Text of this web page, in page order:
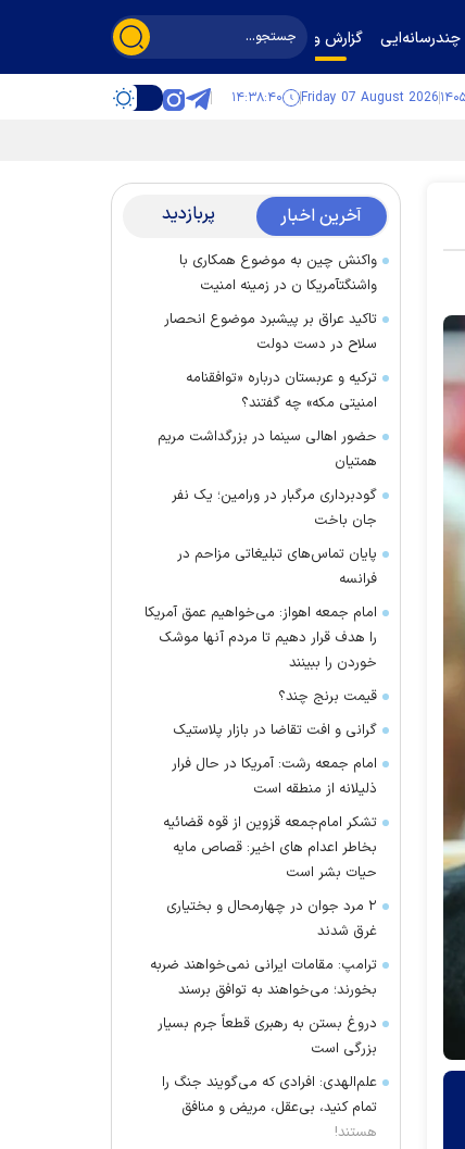
چندرسانه‌ایی گزارش و گفت‌وگو
Friday 07 August 2026 ۱۴:۳۸:۴۲
آخرین اخبار پربازدید
واکنش چین به موضوع همکاری با
واشنگتآمریکا ن در زمینه امنیت
تاکید عراق بر پیشبرد موضوع انحصار
سلاح در دست دولت
ترکیه و عربستان درباره «توافقنامه
امنیتی مکه» چه گفتند؟
حضور اهالی سینما در بزرگداشت مریم
همتیان
گودبرداری مرگبار در ورامین؛ یک نفر
جان باخت
پایان تماس‌های تبلیغاتی مزاحم در
فرانسه
امام جمعه اهواز: می‌خواهیم عمق آمریکا
را هدف قرار دهیم تا مردم آنها موشک
خوردن را ببینند
قیمت برنج چند؟
گرانی و افت تقاضا در بازار پلاستیک
امام جمعه رشت: آمریکا در حال فرار
ذلیلانه از منطقه است
تشکر امام‌جمعه قزوین از قوه قضائیه
بخاطر اعدام های اخیر: قصاص مایه
حیات بشر است
۲ مرد جوان در چهارمحال و بختیاری
غرق شدند
ترامپ: مقامات ایرانی نمی‌خواهند ضربه
بخورند؛ می‌خواهند به توافق برسند
دروغ بستن به رهبری قطعاً جرم بسیار
بزرگی است
علم‌الهدی: افرادی که می‌گویند جنگ را
تمام کنید، بی‌عقل، مریض و منافق
هستند!